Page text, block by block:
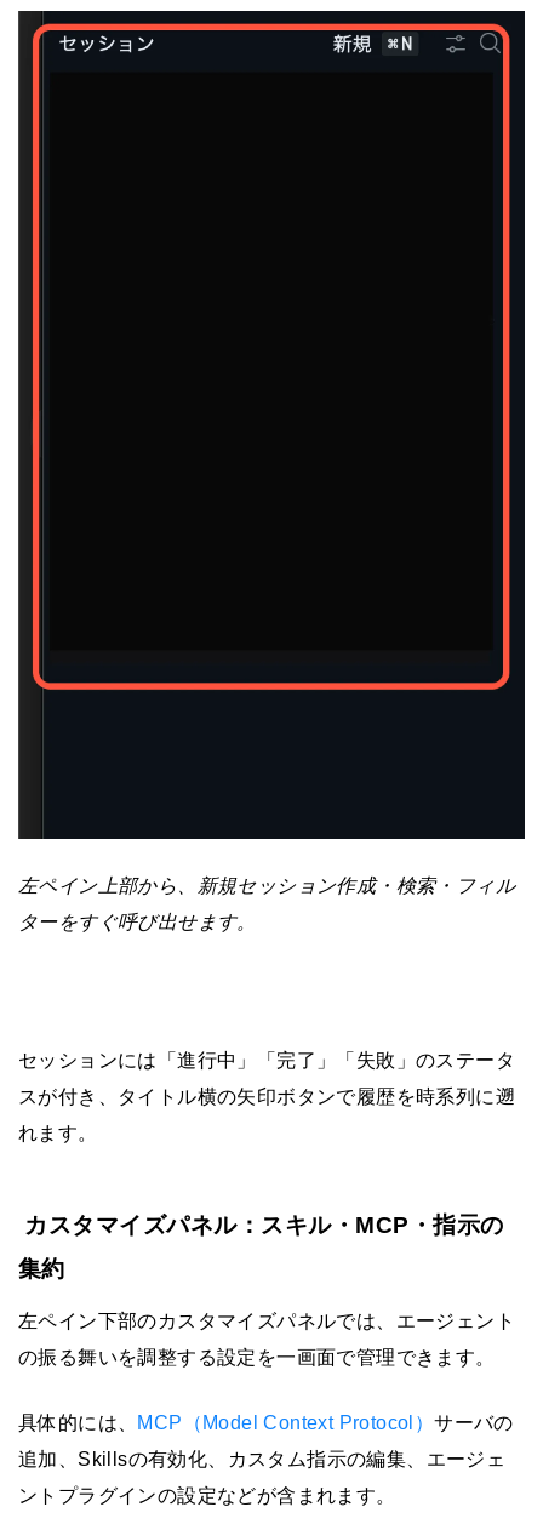
左ペイン上部から、新規セッション作成・検索・フィル
ターをすぐ呼び出せます。
セッションには「進行中」「完了」「失敗」のステータ
スが付き、タイトル横の矢印ボタンで履歴を時系列に遡
れます。
カスタマイズパネル：スキル・MCP・指示の
集約
左ペイン下部のカスタマイズパネルでは、エージェント
の振る舞いを調整する設定を一画面で管理できます。
具体的には、 MCP（Model Context Protocol）サーバの
追加、Skillsの有効化、カスタム指示の編集、エージェ
ントプラグインの設定などが含まれます。